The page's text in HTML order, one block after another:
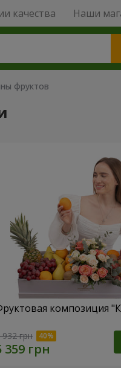
качества Наши
фруктов
композиция
932 грн